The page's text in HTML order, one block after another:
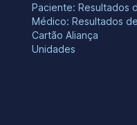
Paciente: Resultados
Médico: Resultados
Cartão Aliança
Unidades